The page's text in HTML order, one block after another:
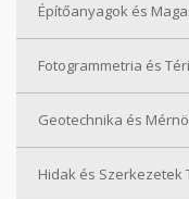
Építőanyagok és
Fotogrammetria és
Geotechnika és
Hidak és Szerkezetek